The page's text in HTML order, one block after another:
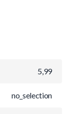
5,99
no_selection